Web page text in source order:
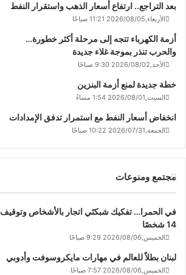
بعد التراجع.. ارتفاع أسعار الذهب واستقرار النفط
الأربعاء,2026/08/05 11:21 صباحًا
أزمة الكهرباء تتجه إلى مرحلة أكثر خطورة…
والحرب تنذر بموجة غلاء جديدة
الأحد,2026/08/02 9:30 صباحًا
خطة جديدة لمنع أزمة البنزين
السبت,2026/08/01 1:54 مساءً
انخفاض أسعار النفط مع استمرار تدفق الإمدادات
الجمعة,2026/07/31 10:22 صباحًا
مجتمع ومنوعات
في الحمرا… تفكيك شبكتَي اتجار بالأشخاص وتوقيف
14 شخصًا
الخميس,2026/08/06 9:29 صباحًا
لبنان بطلاً للعالم في مهارات مايكروسوفت وأدوبي
الخميس,2026/08/06 7:57 صباحًا